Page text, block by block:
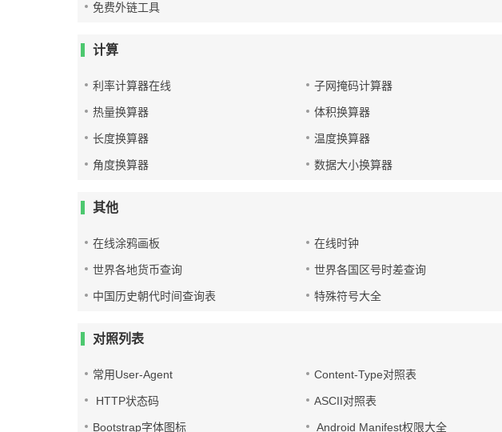
免费外链工具
计算
利率计算器在线 子网掩码计算器
热量换算器 体积换算器
长度换算器 温度换算器
角度换算器 数据大小换算器
其他
在线涂鸦画板 在线时钟
世界各地货币查询 世界各国区号时差查询
中国历史朝代时间查询表 特殊符号大全
对照列表
常用User-Agent Content-Type对照表
HTTP状态码 ASCII对照表
Bootstrap字体图标 Android Manifest权限大全